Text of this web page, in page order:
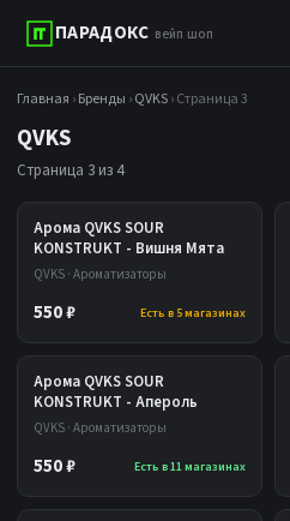
ПАРАДОКС вейп шоп
Главная ›Бренды ›QVKS› Страница 3
QVKS
Страница 3 из 4
Арома QVKS SOUR
KONSTRUKT - Вишня Мята
QVKS · Ароматизаторы
550 ₽ Есть в 5 магазинах
Арома QVKS SOUR
KONSTRUKT - Апероль
QVKS · Ароматизаторы
550 ₽ Есть в 11 магазинах